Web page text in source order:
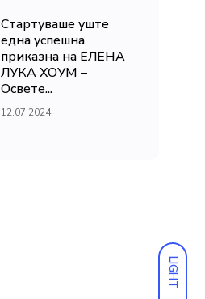
LIGHT
Стартуваше уште
една успешна
приказна на ЕЛЕНА
ЛУКА ХОУМ –
Освете...
12.07.2024